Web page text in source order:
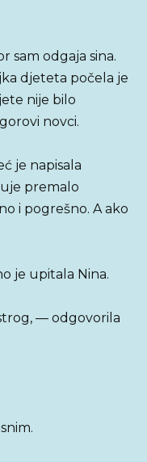
sam odgaja sina.
djeteta počela je
nije bilo
novci.
je napisala
premalo
i pogrešno. A ako
je upitala Nina.
— odgovorila